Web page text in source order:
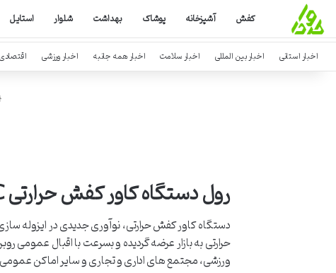
کفش آشپزخانه پوشاک بهداشت شلوار استایل
اخبار استانی اخبار بین المللی اخبار سلامت اخبار همه جانبه اخبار ورزشی اقتصادی
رول دستگاه کاور کفش حرارتی PVC ایرانی- 800 عددی
دستگاه کاور کفش حرارتی، نوآوری جدیدی در ایزوله
حرارتی به بازار عرضه گردیده و بسرعت با اقبال عمومی
ورزشی، مجتمع های اداری و تجاری و سایر اماکن عمومی،